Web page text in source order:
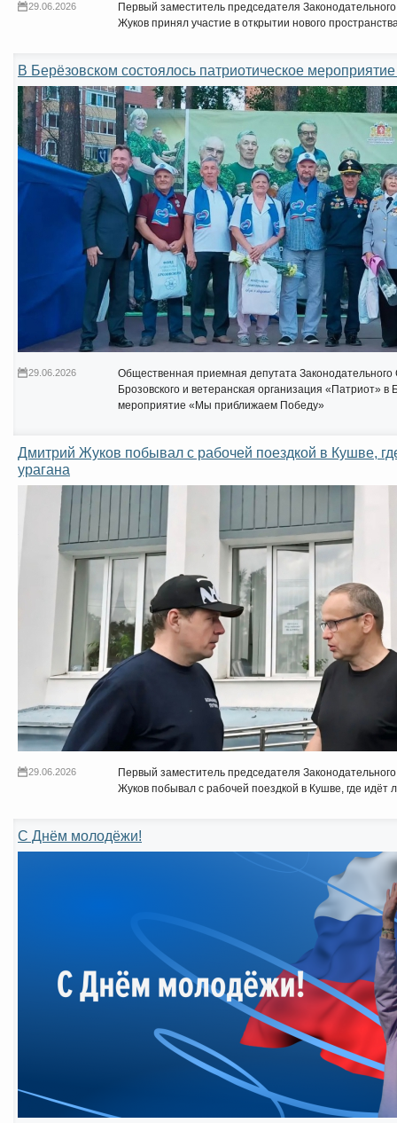
29.06.2026
Первый заместитель председателя
Жуков принял участие в открытии нового
В Берёзовском состоялось патриотическое
29.06.2026
Общественная приемная депутата
Брозовского и ветеранская организация «Патриот»
мероприятие «Мы приближаем Победу»
Дмитрий Жуков побывал с рабочей поездкой в Кушве,
урагана
29.06.2026
Первый заместитель председателя
Жуков побывал с рабочей поездкой в Кушве, где идёт
С Днём молодёжи!